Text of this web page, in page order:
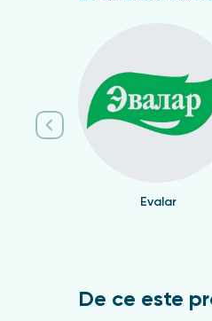
Evalar
De ce este